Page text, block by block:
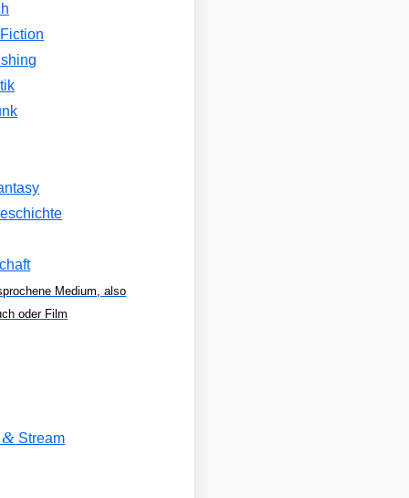
Medium, also
oder Film
& Stream